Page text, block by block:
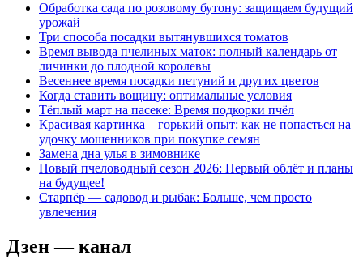
Обработка сада по розовому бутону: защищаем будущий
урожай
Три способа посадки вытянувшихся томатов
Время вывода пчелиных маток: полный календарь от
личинки до плодной королевы
Весеннее время посадки петуний и других цветов
Когда ставить вощину: оптимальные условия
Тёплый март на пасеке: Время подкорки пчёл
Красивая картинка – горький опыт: как не попасться на
удочку мошенников при покупке семян
Замена дна улья в зимовнике
Новый пчеловодный сезон 2026: Первый облёт и планы
на будущее!
Старпёр — садовод и рыбак: Больше, чем просто
увлечения
Дзен — канал